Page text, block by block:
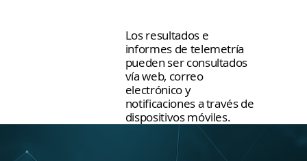
Los resultados e
informes de telemetría
pueden ser consultados
vía web, correo
electrónico y
notificaciones a través de
dispositivos móviles.